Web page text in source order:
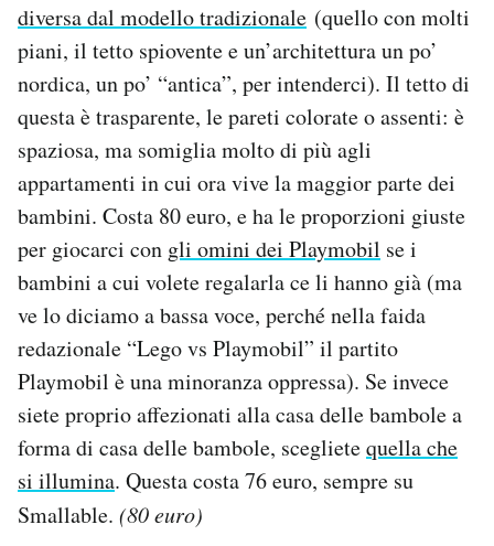
diversa dal modello tradizionale (quello con molti
piani, il tetto spiovente e un’architettura un po’
nordica, un po’ “antica”, per intenderci). Il tetto di
questa è trasparente, le pareti colorate o assenti: è
spaziosa, ma somiglia molto di più agli
appartamenti in cui ora vive la maggior parte dei
bambini. Costa 80 euro, e ha le proporzioni giuste
per giocarci con gli omini dei Playmobil se i
bambini a cui volete regalarla ce li hanno già (ma
ve lo diciamo a bassa voce, perché nella faida
redazionale “Lego vs Playmobil” il partito
Playmobil è una minoranza oppressa). Se invece
siete proprio affezionati alla casa delle bambole a
forma di casa delle bambole, sceglietequella che
si illumina. Questa costa 76 euro, sempre su
Smallable. (80 euro)